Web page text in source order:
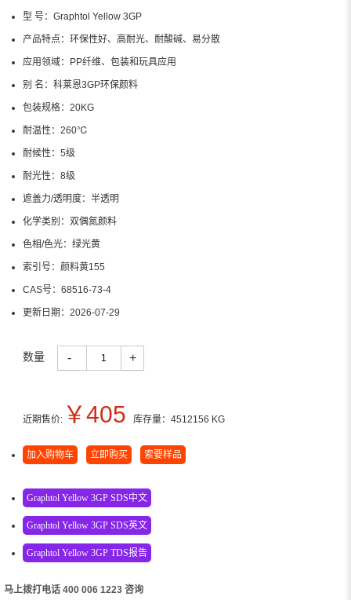
型 号： Graphtol Yellow 3GP
产品特点： 环保性好、高耐光、耐酸碱、易分散
应用领域： PP纤维、包装和玩具应用
别 名： 科莱恩3GP环保颜料
包装规格： 20KG
耐温性： 260℃
耐候性： 5级
耐光性： 8级
遮盖力/透明度： 半透明
化学类别： 双偶氮颜料
色相/色光： 绿光黄
索引号： 颜料黄155
CAS号： 68516-73-4
更新日期： 2026-07-29
数量 - +
近期售价: ￥405 库存量： 4512156 KG
加入购物车 立即购买 索要样品
Graphtol Yellow 3GP SDS中文
Graphtol Yellow 3GP SDS英文
Graphtol Yellow 3GP TDS报告
马上拨打电话 400 006 1223 咨询